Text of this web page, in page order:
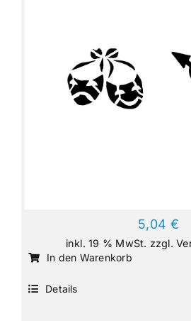
5,04 €
inkl. 19 % MwSt. zzgl.
In den Warenkorb
Details